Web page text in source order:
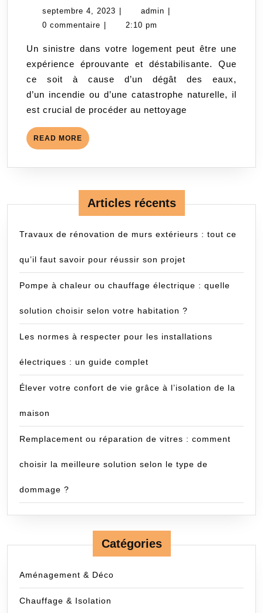
prendre
pour
le
septembre 4, 2023 septembre
4,
admin admin
0 commentaire
2:10 pm
Un sinistre dans votre logement peut être une
expérience éprouvante et déstabilisante. Que
ce soit à cause d’un dégât des eaux,
d’un incendie ou d’une catastrophe naturelle, il
est crucial de procéder au nettoyage
READ MORE READ
MORE
Articles récents
Travaux de rénovation de murs extérieurs : tout ce
qu’il faut savoir pour réussir son projet
Pompe à chaleur ou chauffage électrique : quelle
solution choisir selon votre habitation ?
Les normes à respecter pour les installations
électriques : un guide complet
Élever votre confort de vie grâce à l’isolation de la
maison
Remplacement ou réparation de vitres : comment
choisir la meilleure solution selon le type de
dommage ?
Catégories
Aménagement & Déco
Chauffage & Isolation